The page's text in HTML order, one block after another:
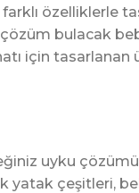
özelliklerle
çözüm bulacak
için tasarlanan
uyku
yatak çeşitleri,